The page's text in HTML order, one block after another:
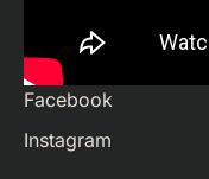
Facebook
Instagram